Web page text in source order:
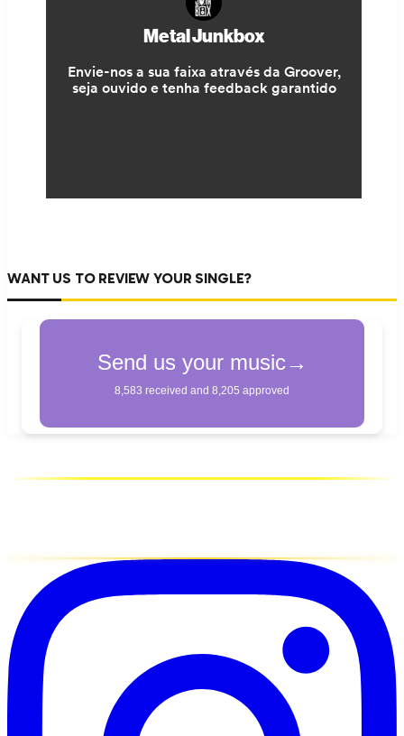
WANT US TO REVIEW YOUR SINGLE?